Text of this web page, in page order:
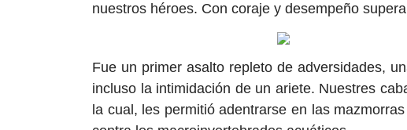
nuestros héroes. Con coraje y desempeño
Fue un primer asalto repleto de adversidades,
incluso la intimidación de un ariete. Nuestres
la cual, les permitió adentrarse en las